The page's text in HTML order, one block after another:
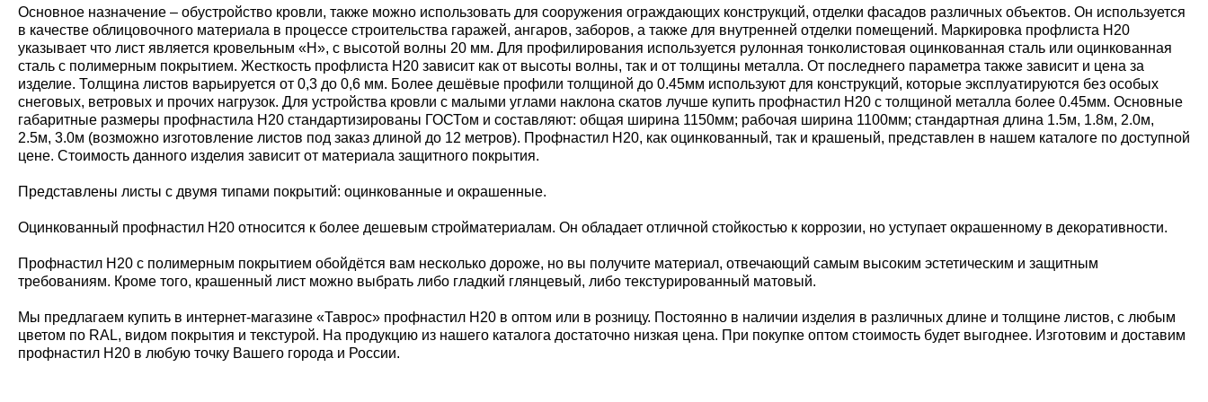
Основное назначение – обустройство кровли, также можно использовать для сооружения ограждающих конструкций, отделки фасадов различных объектов. Он используется
в качестве облицовочного материала в процессе строительства гаражей, ангаров, заборов, а также для внутренней отделки помещений. Маркировка профлиста Н20
указывает что лист является кровельным «Н», с высотой волны 20 мм. Для профилирования используется рулонная тонколистовая оцинкованная сталь или оцинкованная
сталь с полимерным покрытием. Жесткость профлиста Н20 зависит как от высоты волны, так и от толщины металла. От последнего параметра также зависит и цена за
изделие. Толщина листов варьируется от 0,3 до 0,6 мм. Более дешёвые профили толщиной до 0.45мм используют для конструкций, которые эксплуатируются без особых
снеговых, ветровых и прочих нагрузок. Для устройства кровли с малыми углами наклона скатов лучше купить профнастил Н20 с толщиной металла более 0.45мм. Основные
габаритные размеры профнастила Н20 стандартизированы ГОСТом и составляют: общая ширина 1150мм; рабочая ширина 1100мм; стандартная длина 1.5м, 1.8м, 2.0м,
2.5м, 3.0м (возможно изготовление листов под заказ длиной до 12 метров). Профнастил Н20, как оцинкованный, так и крашеный, представлен в нашем каталоге по доступной
цене. Стоимость данного изделия зависит от материала защитного покрытия.
Представлены листы с двумя типами покрытий: оцинкованные и окрашенные.
Оцинкованный профнастил Н20 относится к более дешевым стройматериалам. Он обладает отличной стойкостью к коррозии, но уступает окрашенному в декоративности.
Профнастил Н20 с полимерным покрытием обойдётся вам несколько дороже, но вы получите материал, отвечающий самым высоким эстетическим и защитным
требованиям. Кроме того, крашенный лист можно выбрать либо гладкий глянцевый, либо текстурированный матовый.
Мы предлагаем купить в интернет-магазине «Таврос» профнастил Н20 в оптом или в розницу. Постоянно в наличии изделия в различных длине и толщине листов, с любым
цветом по RAL, видом покрытия и текстурой. На продукцию из нашего каталога достаточно низкая цена. При покупке оптом стоимость будет выгоднее. Изготовим и доставим
профнастил Н20 в любую точку Вашего города и России.